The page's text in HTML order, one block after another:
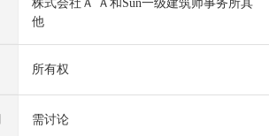
株式会社Ａ Ａ和Sun一级建筑师事务所其
他
所有权
需讨论